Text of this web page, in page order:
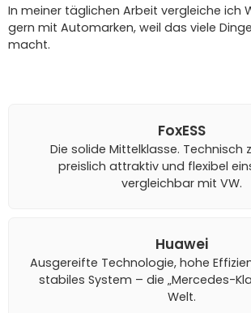
In meiner täglichen Arbeit vergleiche ich
gern mit Automarken, weil das viele
macht.
FoxESS
Die solide Mittelklasse. Technisch
preislich attraktiv und flexibel
vergleichbar mit VW.
Huawei
Ausgereifte Technologie, hohe
stabiles System – die „Mercedes-
Welt.